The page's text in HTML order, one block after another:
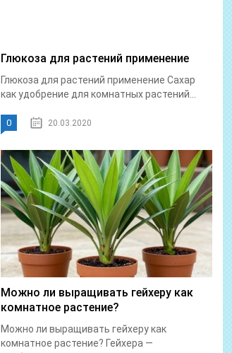
Глюкоза для растений применение
Глюкоза для растений применение Сахар
как удобрение для комнатных растений...
0 20.03.2020
Можно ли выращивать гейхеру как
комнатное растение?
Можно ли выращивать гейхеру как
комнатное растение? Гейхера —